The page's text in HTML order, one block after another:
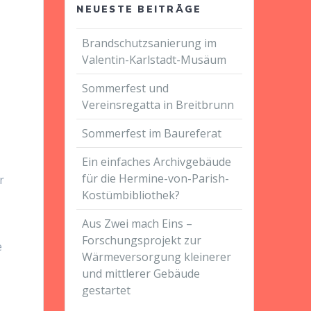
NEUESTE BEITRÄGE
Brandschutzsanierung im
Valentin-Karlstadt-Musäum
Sommerfest und
Vereinsregatta in Breitbrunn
Sommerfest im Baureferat
Ein einfaches Archivgebäude
für die Hermine-von-Parish-
Kostümbibliothek?
Aus Zwei mach Eins –
Forschungsprojekt zur
Wärmeversorgung kleinerer
und mittlerer Gebäude
gestartet